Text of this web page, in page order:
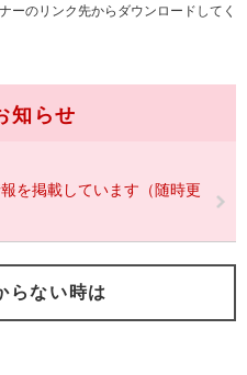
ーのリンク先からダウンロードしてく
知らせ
を掲載しています（随時更
らない時は